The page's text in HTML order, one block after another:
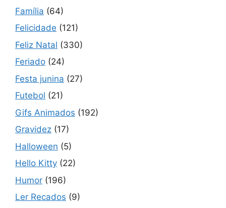
Família (64)
Felicidade (121)
Feliz Natal (330)
Feriado (24)
Festa junina (27)
Futebol (21)
Gifs Animados (192)
Gravidez (17)
Halloween (5)
Hello Kitty (22)
Humor (196)
Ler Recados (9)